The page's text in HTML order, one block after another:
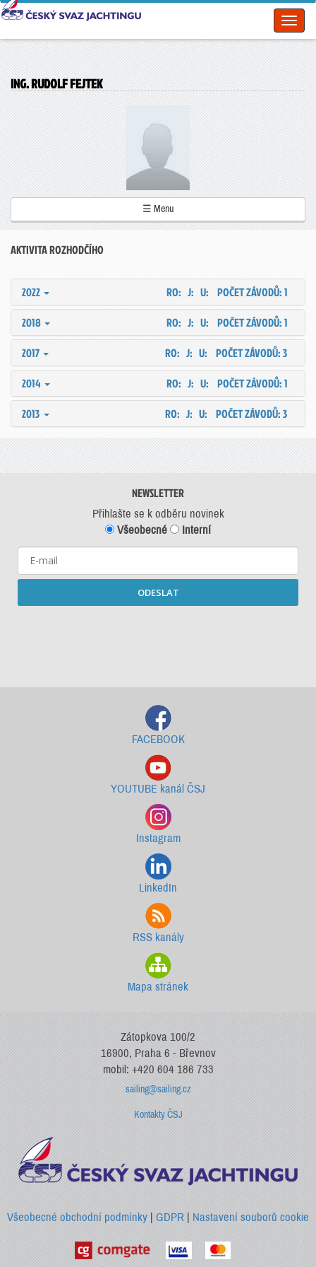
ING. RUDOLF FEJTEK
☰ Menu
AKTIVITA ROZHODČÍHO
2022 POČET ZÁVODŮ: 1
RO: J: U:
2018
POČET ZÁVODŮ: 1
RO: J: U:
2017
POČET ZÁVODŮ: 3
RO: J: U:
2014
POČET ZÁVODŮ: 1
RO: J: U:
2013
POČET ZÁVODŮ: 3
RO: J: U:
NEWSLETTER
Přihlašte se k odběru novinek
Všeobecné
Interní
ODESLAT
FACEBOOK
YOUTUBE kanál ČSJ
Instagram
LinkedIn
RSS kanály
Mapa stránek
Zátopkova 100/2
16900, Praha 6 - Břevnov
mobil: +420 604 186 733
sailing@sailing.cz
Kontakty ČSJ
Všeobecné obchodní podmínky |GDPR |Nastavení souborů cookie